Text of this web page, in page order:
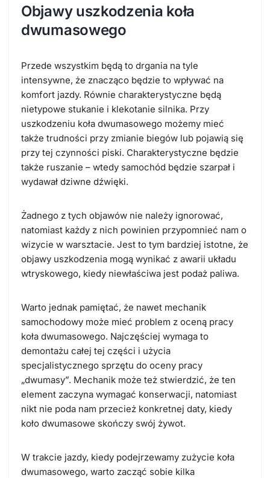
Objawy uszkodzenia koła
dwumasowego
Przede wszystkim będą to drgania na tyle
intensywne, że znacząco będzie to wpływać na
komfort jazdy. Równie charakterystyczne będą
nietypowe stukanie i klekotanie silnika. Przy
uszkodzeniu koła dwumasowego możemy mieć
także trudności przy zmianie biegów lub pojawią się
przy tej czynności piski. Charakterystyczne będzie
także ruszanie – wtedy samochód będzie szarpał i
wydawał dziwne dźwięki.
Żadnego z tych objawów nie należy ignorować,
natomiast każdy z nich powinien przypomnieć nam o
wizycie w warsztacie. Jest to tym bardziej istotne, że
objawy uszkodzenia mogą wynikać z awarii układu
wtryskowego, kiedy niewłaściwa jest podaż paliwa.
Warto jednak pamiętać, że nawet mechanik
samochodowy może mieć problem z oceną pracy
koła dwumasowego. Najczęściej wymaga to
demontażu całej tej części i użycia
specjalistycznego sprzętu do oceny pracy
„dwumasy”. Mechanik może też stwierdzić, że ten
element zaczyna wymagać konserwacji, natomiast
nikt nie poda nam przecież konkretnej daty, kiedy
koło dwumasowe skończy swój żywot.
W trakcie jazdy, kiedy podejrzewamy zużycie koła
dwumasowego, warto zacząć sobie kilka